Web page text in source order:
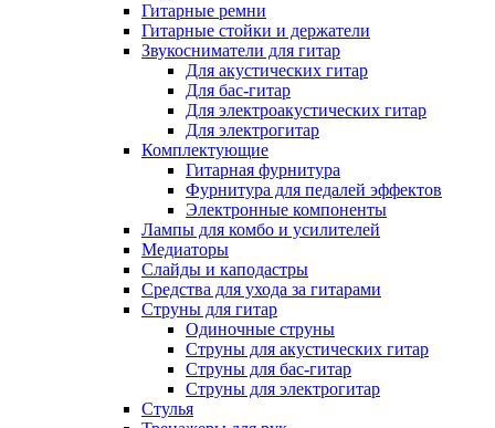
Гитарные ремни
Гитарные стойки и держатели
Звукосниматели для гитар
Для акустических гитар
Для бас-гитар
Для электроакустических гитар
Для электрогитар
Комплектующие
Гитарная фурнитура
Фурнитура для педалей эффектов
Электронные компоненты
Лампы для комбо и усилителей
Медиаторы
Слайды и каподастры
Средства для ухода за гитарами
Струны для гитар
Одиночные струны
Струны для акустических гитар
Струны для бас-гитар
Струны для электрогитар
Стулья